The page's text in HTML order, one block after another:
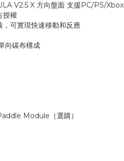
V2.5 X 方向盤面 支援PC/PS/Xbox
授權
可實現快速移動和反應
向碳布構成
Module（選購）